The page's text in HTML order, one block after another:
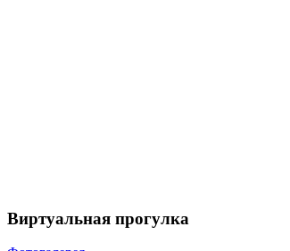
Виртуальная прогулка